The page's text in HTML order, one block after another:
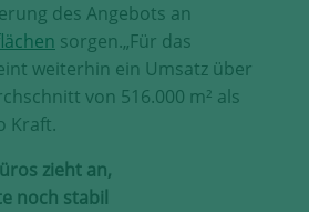
des Angebots an
sorgen.„Für das
weiterhin ein Umsatz über
von 516.000 m² als
Kraft.
zieht an,
noch stabil